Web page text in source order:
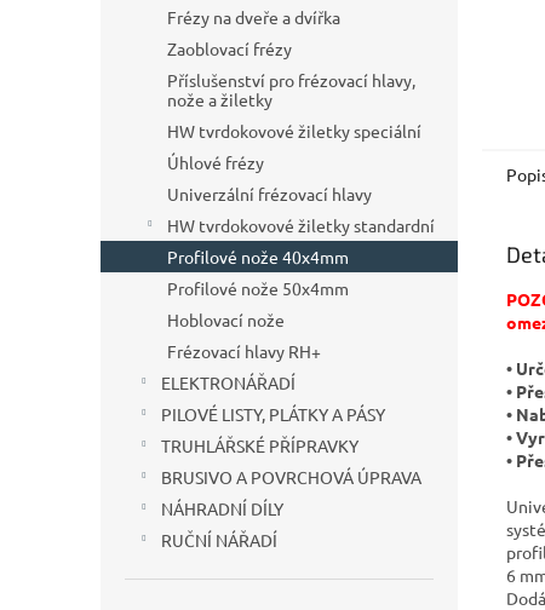
Frézy na dveře a dvířka
Zaoblovací frézy
Příslušenství pro frézovací hlavy,
nože a žiletky
HW tvrdokovové žiletky speciální
Úhlové frézy
Univerzální frézovací hlavy
HW tvrdokovové žiletky standardní
Profilové nože 40x4mm
Profilové nože 50x4mm
Hoblovací nože
Frézovací hlavy RH+
ELEKTRONÁŘADÍ
PILOVÉ LISTY, PLÁTKY A PÁSY
TRUHLÁŘSKÉ PŘÍPRAVKY
BRUSIVO A POVRCHOVÁ ÚPRAVA
NÁHRADNÍ DÍLY
RUČNÍ NÁŘADÍ
•
•
•
•
•
6